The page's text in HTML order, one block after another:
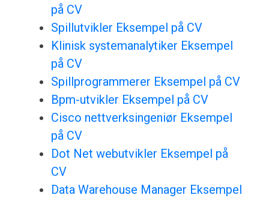
på CV
Spillutvikler Eksempel på CV
Klinisk systemanalytiker Eksempel
på CV
Spillprogrammerer Eksempel på CV
Bpm-utvikler Eksempel på CV
Cisco nettverksingeniør Eksempel
på CV
Dot Net webutvikler Eksempel på
CV
Data Warehouse Manager Eksempel